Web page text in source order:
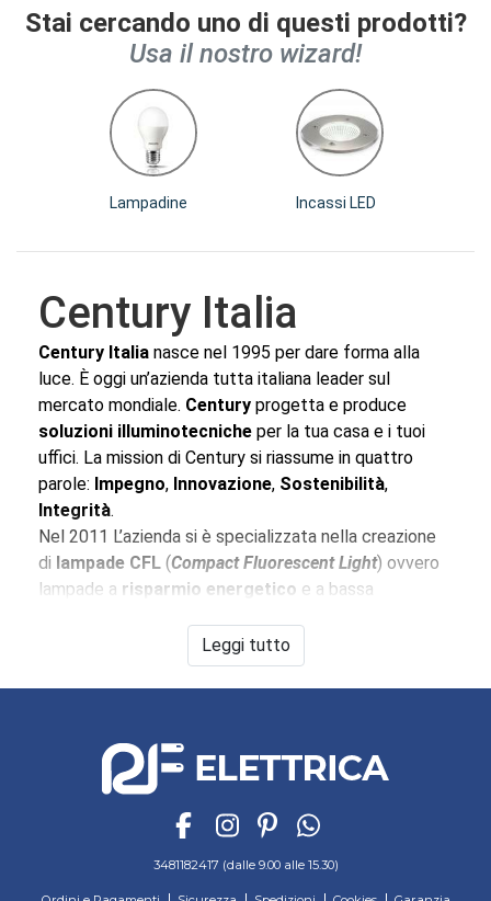
Stai cercando uno di questi prodotti?
Usa il nostro wizard!
Lampadine Incassi LED
Century Italia
Century Italia nasce nel 1995 per dare forma alla
luce. È oggi un’azienda tutta italiana leader sul
mercato mondiale. Century progetta e produce
soluzioni illuminotecniche per la tua casa e i tuoi
uffici. La mission di Century si riassume in quattro
parole: Impegno, Innovazione, Sostenibilità,
Integrità.
Nel 2011 L’azienda si è specializzata nella creazione
di lampade CFL (Compact Fluorescent Light) ovvero
lampade a risparmio energetico e a bassa
coltivazioni indoor). Sul nostro sito trovi un vasto
lampade CFL Century
Ma le lampade fluorescenti compatte non
Nel campo delleluci al LED
proiettori al ledaltamente professionali,tubi LED
lampade LED
Aria Bold,Ondae Aria Plus
continua con le tradizionali
Leggi tutto
3481182417 (dalle 9.00 alle 15.30)